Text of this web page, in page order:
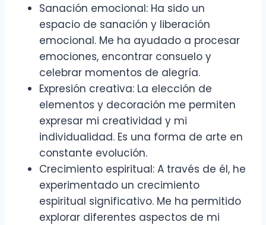
Sanación emocional: Ha sido un
espacio de sanación y liberación
emocional. Me ha ayudado a procesar
emociones, encontrar consuelo y
celebrar momentos de alegría.
Expresión creativa: La elección de
elementos y decoración me permiten
expresar mi creatividad y mi
individualidad. Es una forma de arte en
constante evolución.
Crecimiento espiritual: A través de él, he
experimentado un crecimiento
espiritual significativo. Me ha permitido
explorar diferentes aspectos de mi